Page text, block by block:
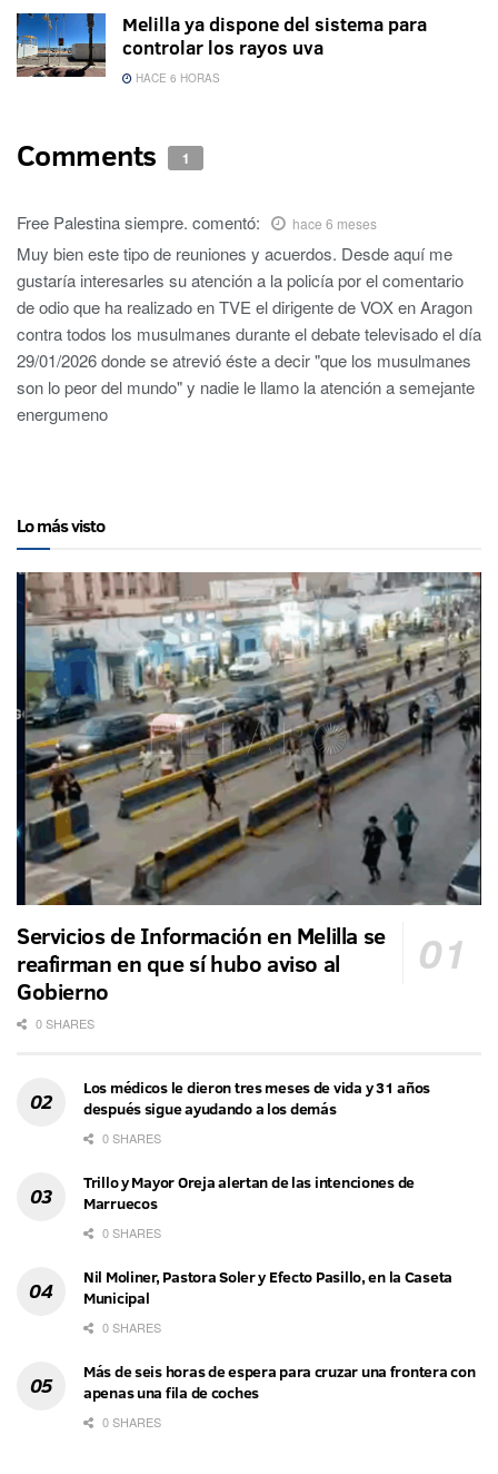
Melilla ya dispone del sistema para
controlar los rayos uva
HACE 6 HORAS
Comments 1
Free Palestina siempre. comentó: hace 6 meses
Muy bien este tipo de reuniones y acuerdos. Desde aquí me
gustaría interesarles su atención a la policía por el comentario
de odio que ha realizado en TVE el dirigente de VOX en Aragon
contra todos los musulmanes durante el debate televisado el día
29/01/2026 donde se atrevió éste a decir "que los musulmanes
son lo peor del mundo" y nadie le llamo la atención a semejante
energumeno
Lo más visto
Servicios de Información en Melilla se
reafirman en que sí hubo aviso al
Gobierno
0 SHARES
Los médicos le dieron tres meses de vida y 31 años
después sigue ayudando a los demás
0 SHARES
Trillo y Mayor Oreja alertan de las intenciones de
Marruecos
0 SHARES
Nil Moliner, Pastora Soler y Efecto Pasillo, en la Caseta
Municipal
0 SHARES
Más de seis horas de espera para cruzar una frontera con
apenas una fila de coches
0 SHARES